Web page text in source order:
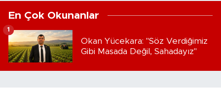
En Çok Okunanlar
Okan Yücekara: "Söz Verdiğimiz
Gibi Masada Değil, Sahadayız"
1